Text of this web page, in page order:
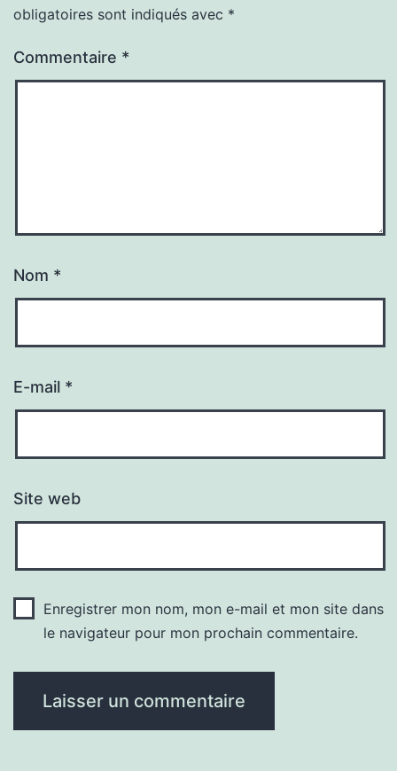
obligatoires sont indiqués avec *
Commentaire *
Nom *
E-mail *
Site web
Enregistrer mon nom, mon e-mail et mon site dans
le navigateur pour mon prochain commentaire.